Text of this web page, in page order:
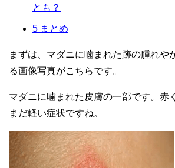
とも？
5 まとめ
まずは、マダニに噛まれた跡の腫れや
る画像写真がこちらです。
マダニに噛まれた皮膚の一部です。赤
まだ軽い症状ですね。